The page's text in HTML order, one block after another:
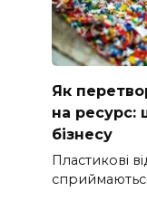
Як
на ресурс:
бізнесу
Пластикові